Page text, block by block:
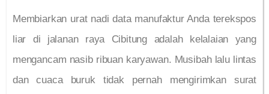
Membiarkan urat nadi data manufaktur Anda terekspos
liar di jalanan raya Cibitung adalah kelalaian yang
mengancam nasib ribuan karyawan. Musibah lalu lintas
dan cuaca buruk tidak pernah mengirimkan surat